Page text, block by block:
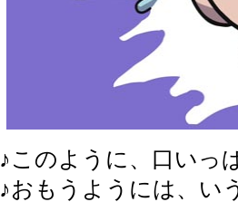
♪このように、口いっ
♪おもうようには、い